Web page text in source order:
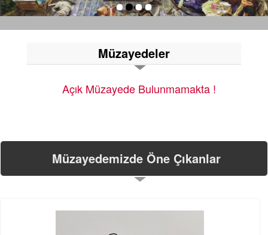
Müzayedeler
Açık Müzayede Bulunmamakta !
Müzayedemizde Öne Çıkanlar